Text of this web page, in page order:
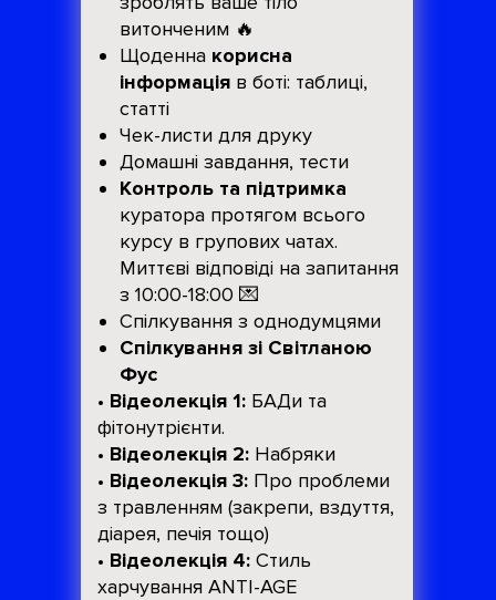
витонченим 🔥
Щоденна корисна
інформація в боті: таблиці,
статті
Чек-листи для друку
Домашні завдання, тести
Контроль та підтримка
куратора протягом всього
курсу в групових чатах.
Миттєві відповіді на запитання
з 10:00-18:00 💌
Спілкування з однодумцями
Спілкування зі Світланою
Фус
• Відеолекція 1: БАДи та
фітонутрієнти.
• Відеолекція 2: Набряки
• Відеолекція 3: Про проблеми
з травленням (закрепи, вздуття,
діарея, печія тощо)
• Відеолекція 4: Стиль
харчування ANTI-AGE